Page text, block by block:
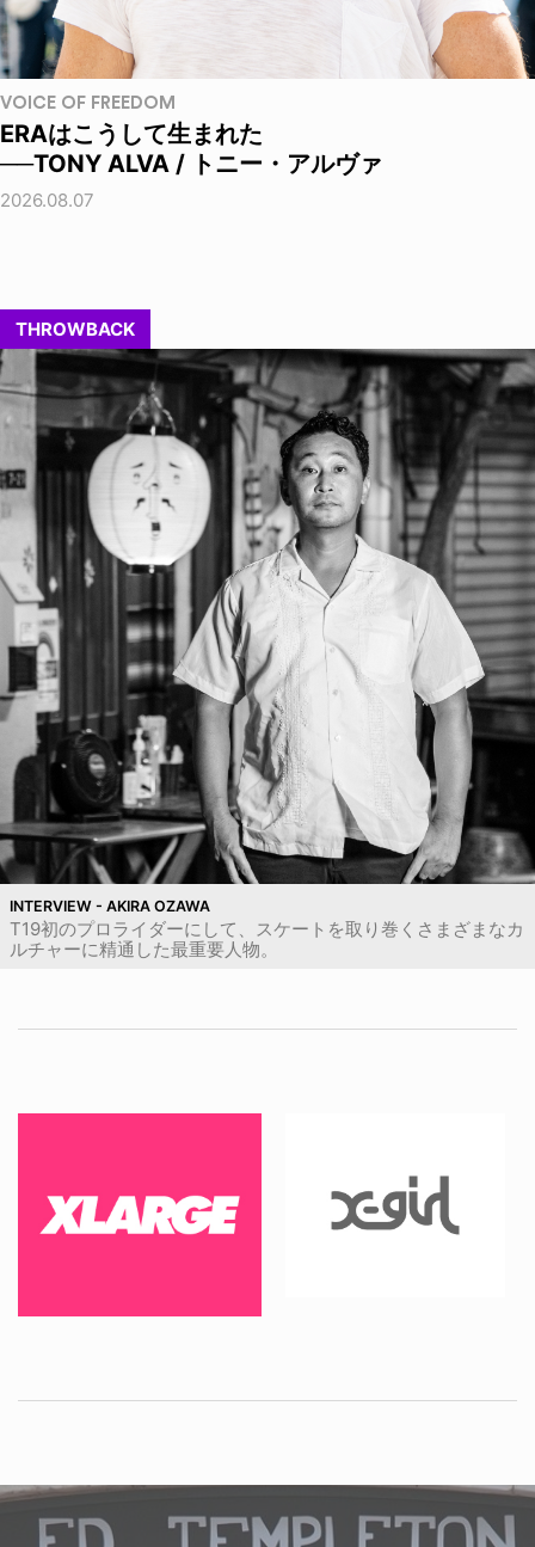
VOICE OF FREEDOM
ERAはこうして生まれた
──TONY ALVA / トニー・アルヴァ
2026.08.07
THROWBACK
INTERVIEW - AKIRA OZAWA
T19初のプロライダーにして、スケートを取り巻くさまざまなカ
ルチャーに精通した最重要人物。